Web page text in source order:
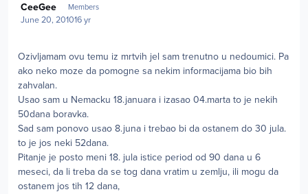
CeeGee Members
June 20, 201016 yr
Ozivljamam ovu temu iz mrtvih jel sam trenutno u nedoumici. Pa
ako neko moze da pomogne sa nekim informacijama bio bih
zahvalan.
Usao sam u Nemacku 18.januara i izasao 04.marta to je nekih
50dana boravka.
Sad sam ponovo usao 8.juna i trebao bi da ostanem do 30 jula.
to je jos neki 52dana.
Pitanje je posto meni 18. jula istice period od 90 dana u 6
meseci, da li treba da se tog dana vratim u zemlju, ili mogu da
ostanem jos tih 12 dana,